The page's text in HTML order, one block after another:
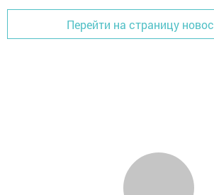
Перейти на страницу